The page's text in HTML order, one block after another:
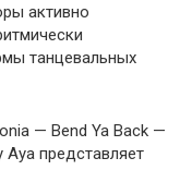
активно
танцевальных
— Bend Ya Back —
Aya представляет